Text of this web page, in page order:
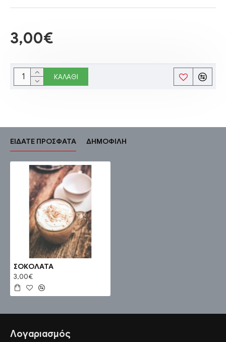
3,00€
ΚΑΛΆΘΙ
ΕΊΔΑΤΕ ΠΡΌΣΦΑΤΑ ΔΗΜΟΦΙΛΉ
ΣΟΚΟΛΑΤΑ
3,00€
Λογαριασμός